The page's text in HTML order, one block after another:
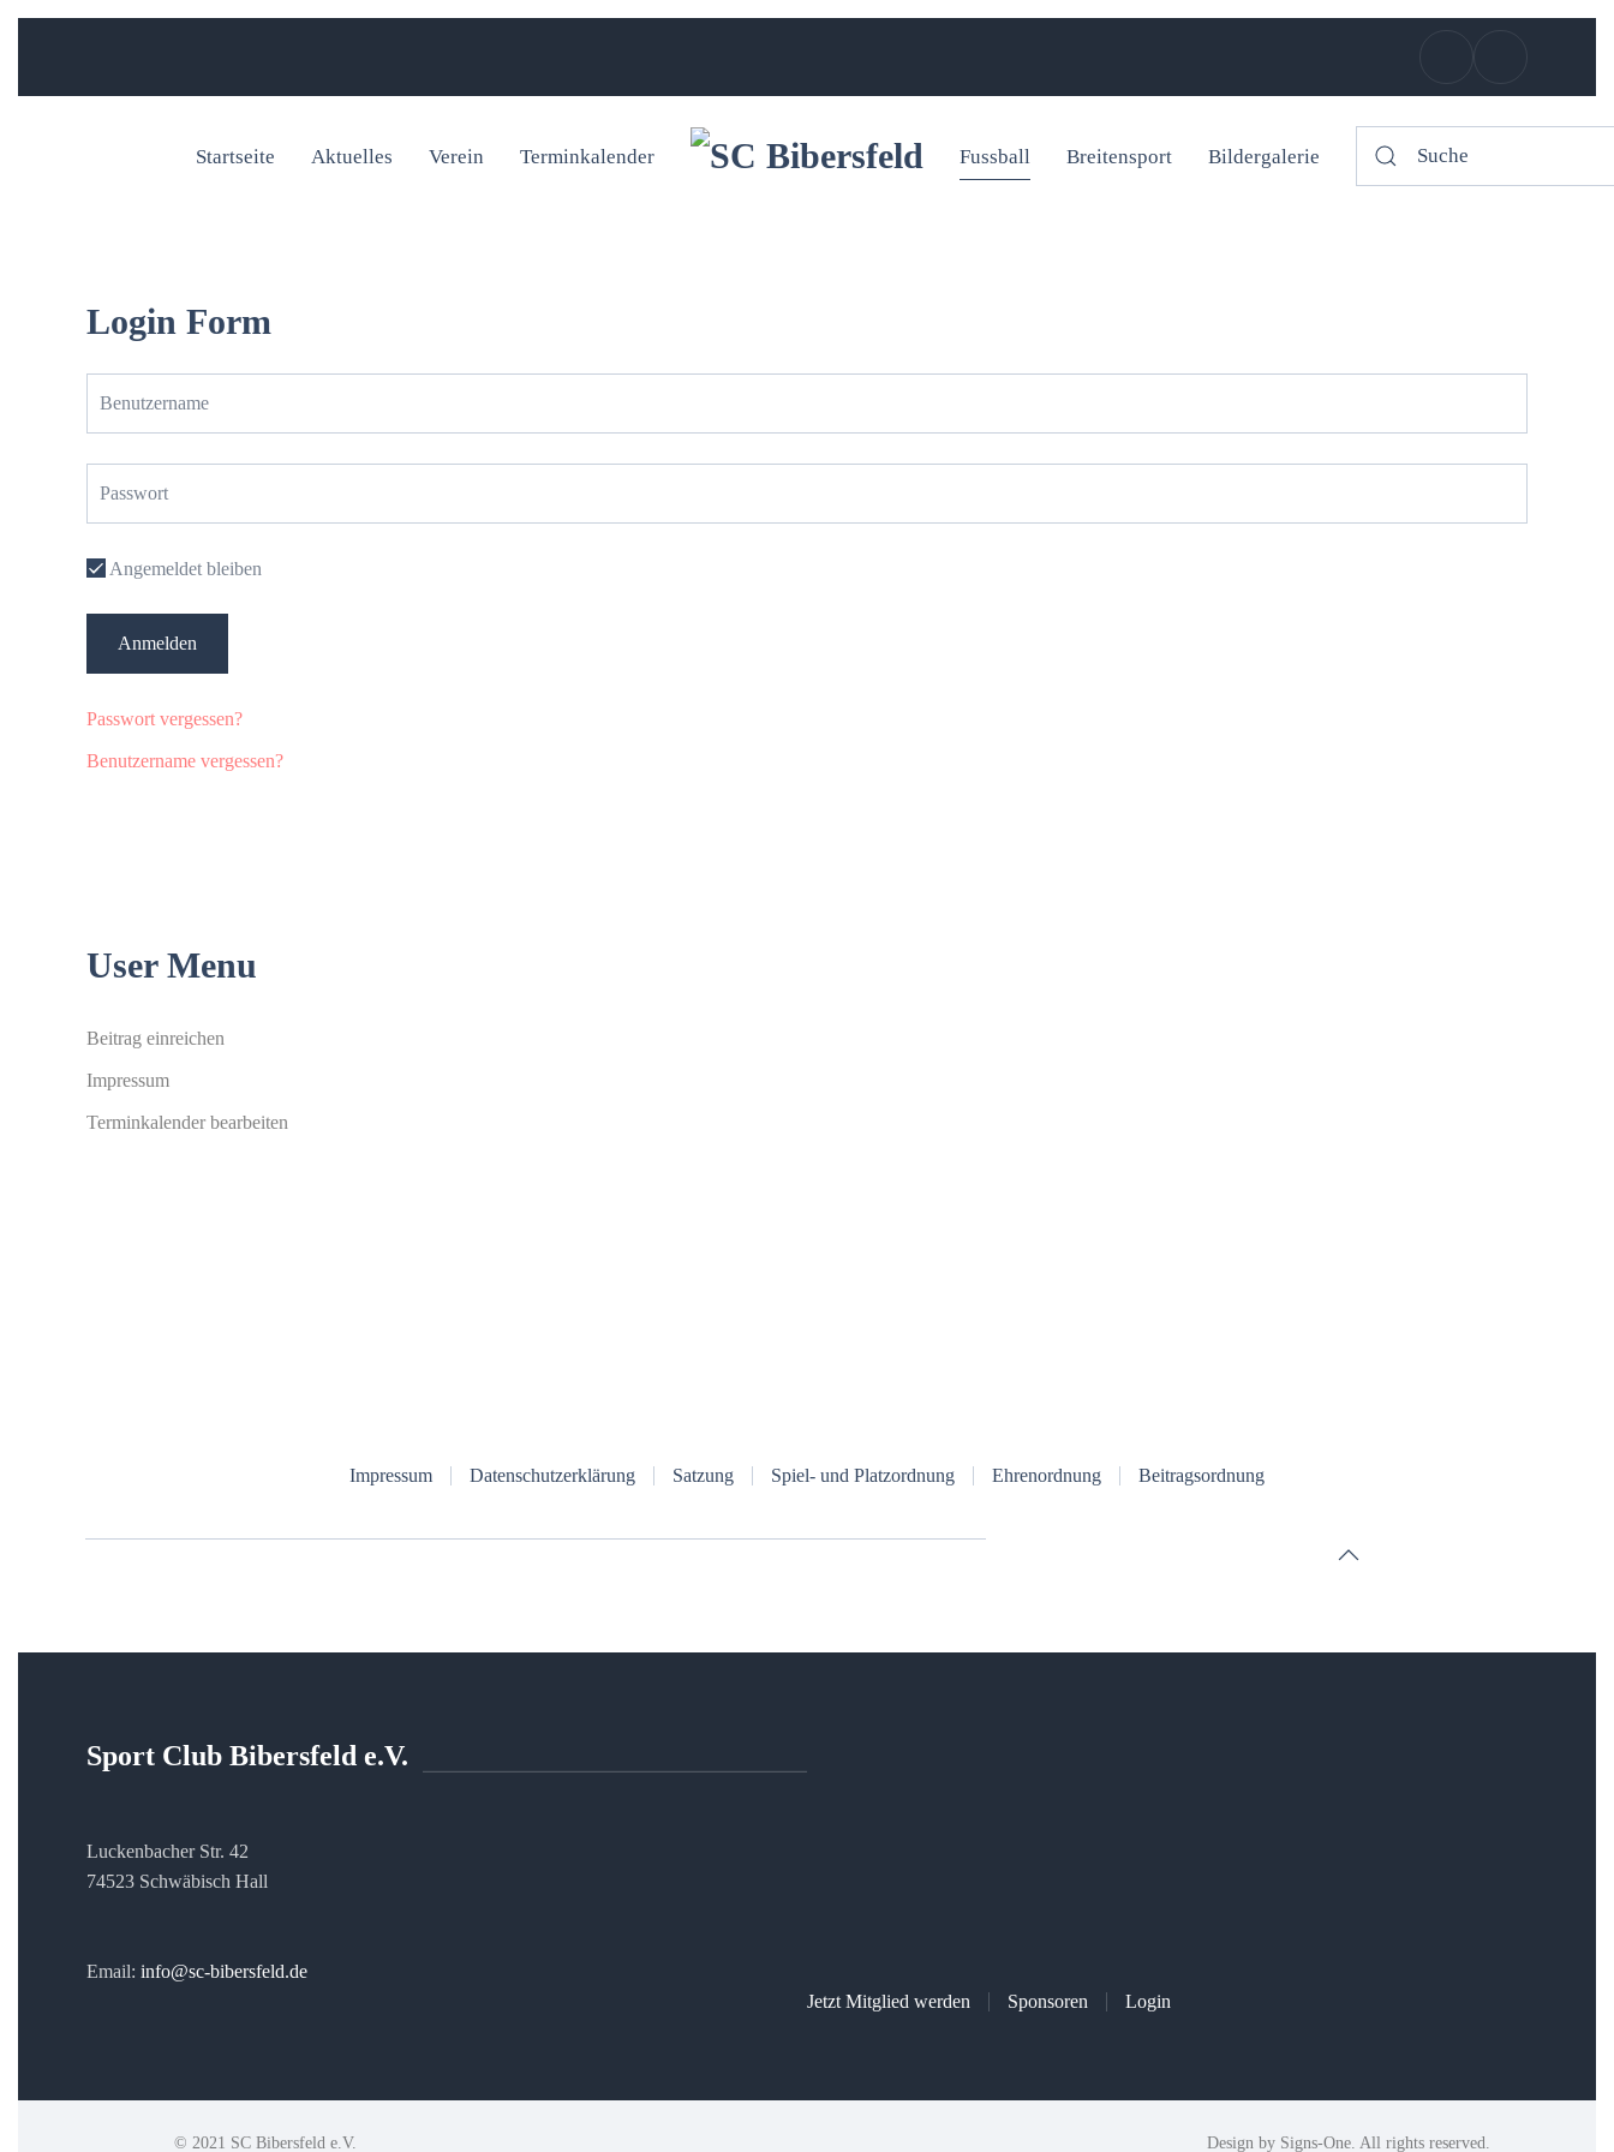
Startseite Aktuelles Verein Terminkalender Fussball Breitensport Bildergalerie
Login Form
Angemeldet bleiben
Anmelden
Passwort vergessen?
Benutzername vergessen?
User Menu
Beitrag einreichen
Impressum
Terminkalender bearbeiten
Impressum Datenschutzerklärung Satzung Spiel- und Platzordnung Ehrenordnung Beitragsordnung
Sport Club Bibersfeld e.V.
Luckenbacher Str. 42
74523 Schwäbisch Hall
Email: info@sc-bibersfeld.de
Jetzt Mitglied werden
Sponsoren Login
© 2021 SC Bibersfeld e.V. Design by Signs-One. All rights reserved.